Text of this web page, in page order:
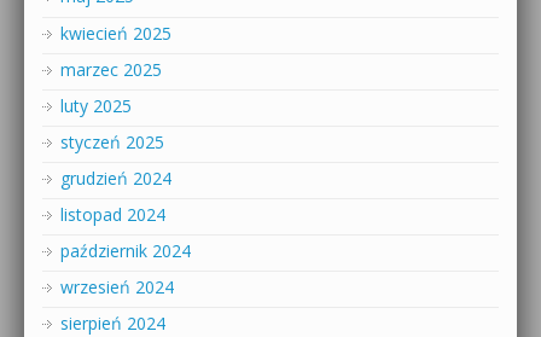
kwiecień 2025
marzec 2025
luty 2025
styczeń 2025
grudzień 2024
listopad 2024
październik 2024
wrzesień 2024
sierpień 2024